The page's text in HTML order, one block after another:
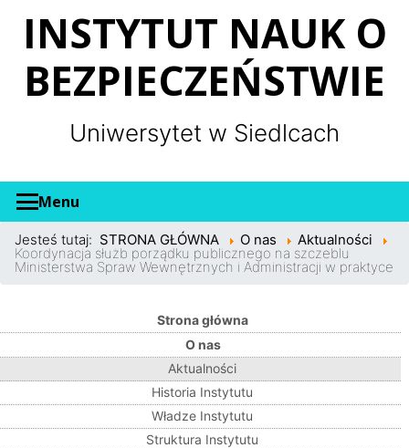
INSTYTUT NAUK O
BEZPIECZEŃSTWIE
Uniwersytet w Siedlcach
Menu
Jesteś tutaj: STRONA GŁÓWNA O nas Aktualności
Koordynacja służb porządku publicznego na szczeblu
Ministerstwa Spraw Wewnętrznych i Administracji w praktyce
Strona główna
O nas
Aktualności
Historia Instytutu
Władze Instytutu
Struktura Instytutu